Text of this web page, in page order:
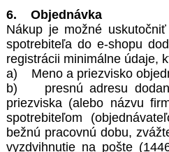
6. Objednávka
Nákup je možné
spotrebiteľa do e-shopu
registrácii minimálne údaje,
a) Meno a priezvisko
b) presnú adresu
priezviska (alebo názvu
spotrebiteľom
bežnú pracovnú dobu,
vyzdvihnutie na pošte